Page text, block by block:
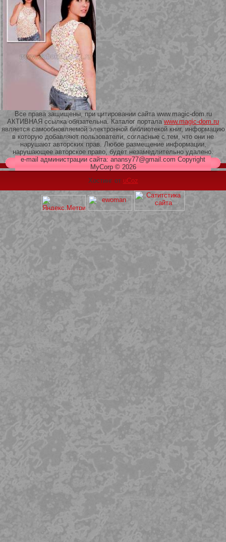
209 Белая кофта из ленточного
кружева
Все права защищены, при цитировании сайта www.magic-dom.ru
АКТИВНАЯ ссылка обязательна. Каталог портала www.magic-dom.ru
является самообновляемой электронной библиотекой книг, информацию
в которую добавляют пользователи, согласные с тем, что они не
нарушают авторских прав. Любое размещение информации,
нарушающее авторское право, будет незамедлительно удалено.
e-mail администрации сайта: anansy77@gmail.com Copyright
MyCorp © 2026
Хостинг от uCoz